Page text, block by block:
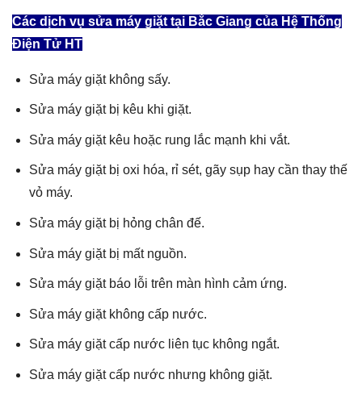
Các dịch vụ sửa máy giặt tại Bắc Giang của Hệ Thống
Điện Tử HT
Sửa máy giặt không sấy.
Sửa máy giặt bị kêu khi giặt.
Sửa máy giặt kêu hoặc rung lắc mạnh khi vắt.
Sửa máy giặt bị oxi hóa, rỉ sét, gãy sụp hay cần thay thế
vỏ máy.
Sửa máy giặt bị hỏng chân đế.
Sửa máy giặt bị mất nguồn.
Sửa máy giặt báo lỗi trên màn hình cảm ứng.
Sửa máy giặt không cấp nước.
Sửa máy giặt cấp nước liên tục không ngắt.
Sửa máy giặt cấp nước nhưng không giặt.